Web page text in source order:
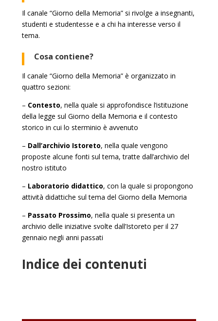
Il canale “Giorno della Memoria” si rivolge a insegnanti,
studenti e studentesse e a chi ha interesse verso il
tema.
Cosa contiene?
Il canale “Giorno della Memoria” è organizzato in
quattro sezioni:
– Contesto, nella quale si approfondisce l’istituzione
della legge sul Giorno della Memoria e il contesto
storico in cui lo sterminio è avvenuto
– Dall’archivio Istoreto, nella quale vengono
proposte alcune fonti sul tema, tratte dall’archivio del
nostro istituto
– Laboratorio didattico, con la quale si propongono
attività didattiche sul tema del Giorno della Memoria
– Passato Prossimo, nella quale si presenta un
archivio delle iniziative svolte dall’Istoreto per il 27
gennaio negli anni passati
Indice dei contenuti